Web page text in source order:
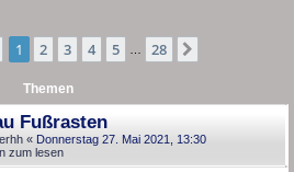
Seite 1von 28
1 2 3 4 5 28
Themen
Fußrasten
« Donnerstag 27. Mai 2021, 13:30
zum lesen